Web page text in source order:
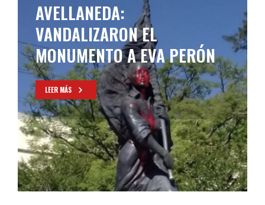
AVELLANEDA:
VANDALIZARON EL
MONUMENTO A EVA PERÓN
LEER MÁS